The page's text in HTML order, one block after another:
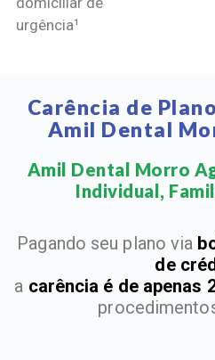
urgência¹
Carência de
Amil Dental
Amil Dental Morro
Individual,
Pagando seu plano via
de
a carência é de apenas